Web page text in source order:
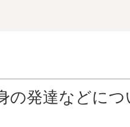
の発達などに